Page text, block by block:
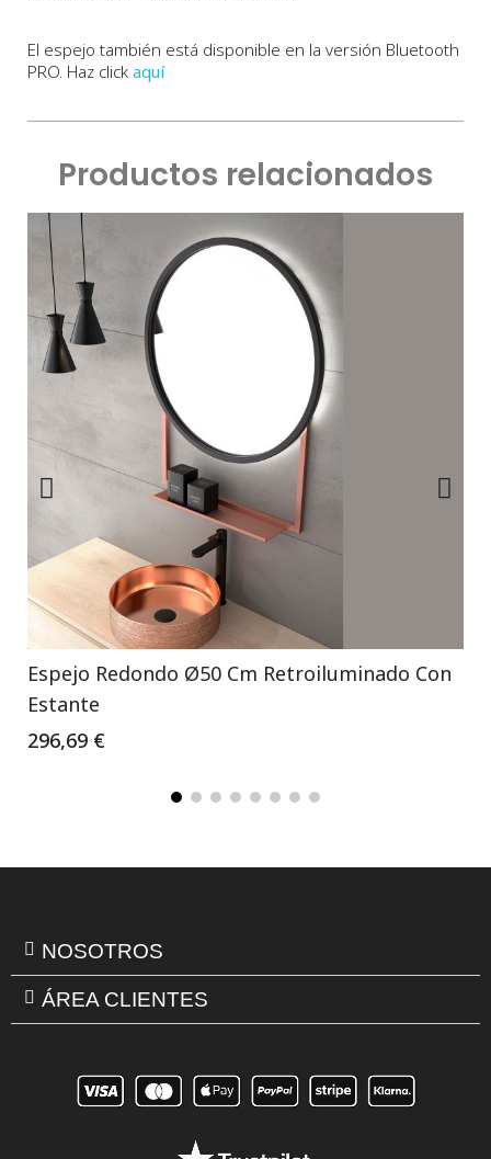
El espejo también está disponible en la versión Bluetooth
PRO. Haz click aquí
Productos relacionados
Espejo Redondo Ø50 Cm Retroiluminado Con
Estante
296,69 €
NOSOTROS
ÁREA CLIENTES